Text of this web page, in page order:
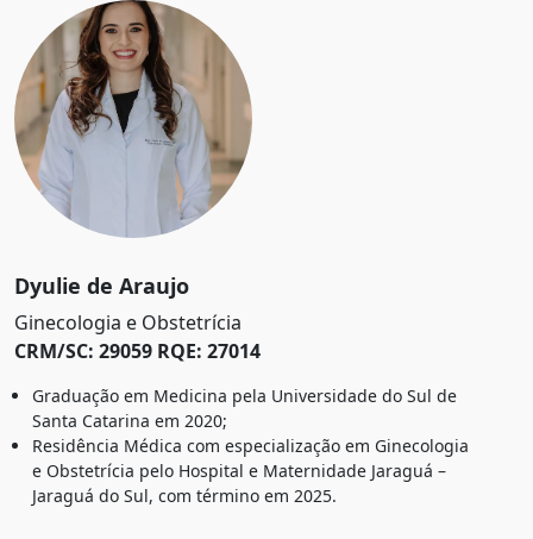
Dyulie de Araujo
Ginecologia e Obstetrícia
CRM/SC: 29059 RQE: 27014
Graduação em Medicina pela Universidade do Sul de
Santa Catarina em 2020;
Residência Médica com especialização em Ginecologia
e Obstetrícia pelo Hospital e Maternidade Jaraguá –
Jaraguá do Sul, com término em 2025.